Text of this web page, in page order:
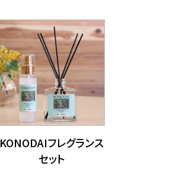
KONODAIフレグランス
セット